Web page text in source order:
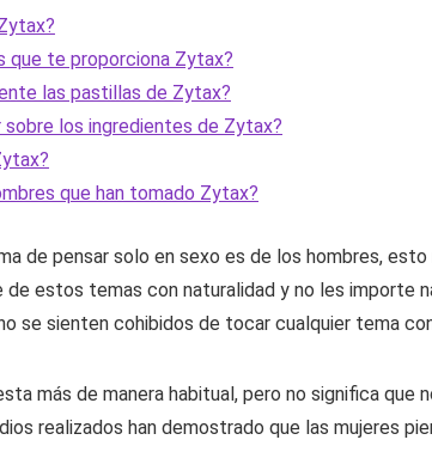
que te proporciona Zytax?
las pastillas de Zytax?
sobre los ingredientes de Zytax?
que han tomado Zytax?
de pensar solo en sexo es de los hombres,
de estos temas con naturalidad y no les importe
se sienten cohibidos de tocar cualquier tema
más de manera habitual, pero no significa que
realizados han demostrado que las mujeres